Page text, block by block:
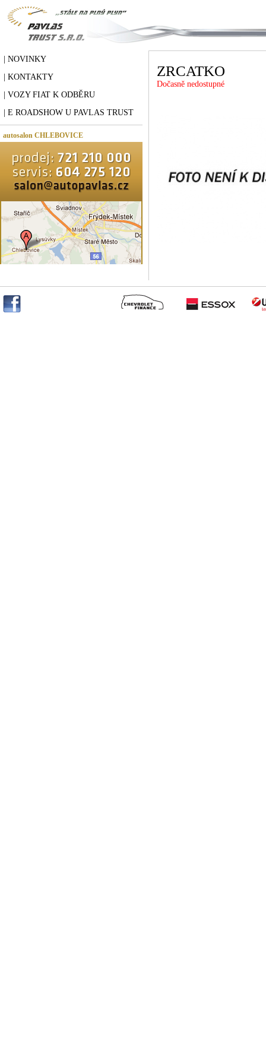
| NOVINKY
| KONTAKTY
| VOZY FIAT K ODBĚRU
| E ROADSHOW U PAVLAS TRUST
autosalon CHLEBOVICE
ZRCATKO
Dočasně nedostupné